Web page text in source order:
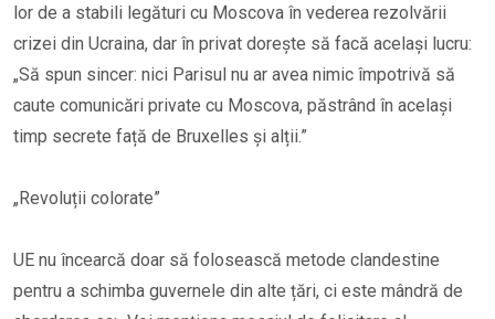
lor de a stabili legături cu Moscova în vederea rezolvării
crizei din Ucraina, dar în privat dorește să facă același lucru:
„Să spun sincer: nici Parisul nu ar avea nimic împotrivă să
caute comunicări private cu Moscova, păstrând în același
timp secrete față de Bruxelles și alții.”
„Revoluții colorate”
UE nu încearcă doar să folosească metode clandestine
pentru a schimba guvernele din alte țări, ci este mândră de